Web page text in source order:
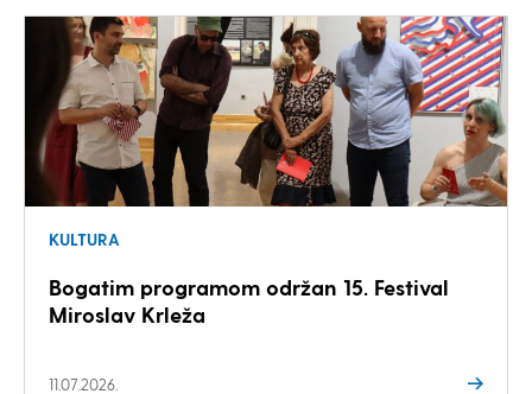
KULTURA
Bogatim programom održan 15. Festival
Miroslav Krleža
11.07.2026.